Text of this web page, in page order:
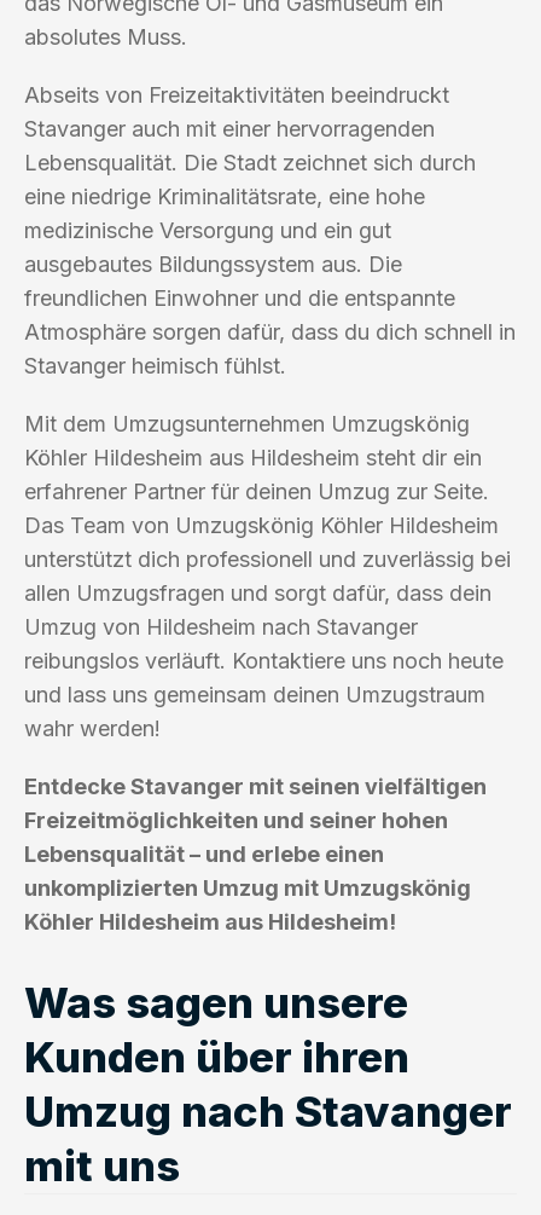
absolutes Muss.
Abseits von Freizeitaktivitäten beeindruckt
Stavanger auch mit einer hervorragenden
Lebensqualität. Die Stadt zeichnet sich durch
eine niedrige Kriminalitätsrate, eine hohe
medizinische Versorgung und ein gut
ausgebautes Bildungssystem aus. Die
freundlichen Einwohner und die entspannte
Atmosphäre sorgen dafür, dass du dich schnell in
Stavanger heimisch fühlst.
Mit dem Umzugsunternehmen Umzugskönig
Köhler Hildesheim aus Hildesheim steht dir ein
erfahrener Partner für deinen Umzug zur Seite.
Das Team von Umzugskönig Köhler Hildesheim
unterstützt dich professionell und zuverlässig bei
allen Umzugsfragen und sorgt dafür, dass dein
Umzug von Hildesheim nach Stavanger
reibungslos verläuft. Kontaktiere uns noch heute
und lass uns gemeinsam deinen Umzugstraum
wahr werden!
Entdecke Stavanger mit seinen vielfältigen
Freizeitmöglichkeiten und seiner hohen
Lebensqualität – und erlebe einen
unkomplizierten Umzug mit Umzugskönig
Köhler Hildesheim aus Hildesheim!
Was sagen unsere
Kunden über ihren
Umzug nach Stavanger
mit uns